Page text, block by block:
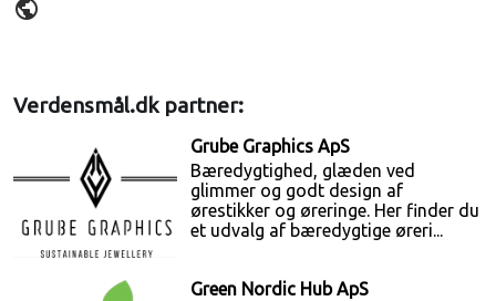
public
Verdensmål.dk partner:
Grube Graphics ApS
Bæredygtighed, glæden ved
glimmer og godt design af
ørestikker og øreringe. Her finder du
et udvalg af bæredygtige øreri...
Green Nordic Hub ApS